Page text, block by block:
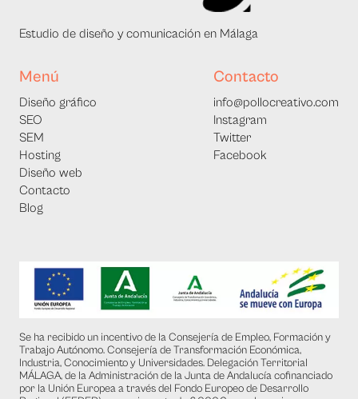
Estudio de diseño y comunicación en Málaga
Menú
Diseño gráfico
SEO
SEM
Hosting
Diseño web
Contacto
Blog
Contacto
info@pollocreativo.com
Instagram
Twitter
Facebook
Se ha recibido un incentivo de la Consejería de Empleo, Formación y
Trabajo Autónomo. Consejería de Transformación Económica,
Industria, Conocimiento y Universidades. Delegación Territorial
MÁLAGA, de la Administración de la Junta de Andalucía cofinanciado
por la Unión Europea a través del Fondo Europeo de Desarrollo